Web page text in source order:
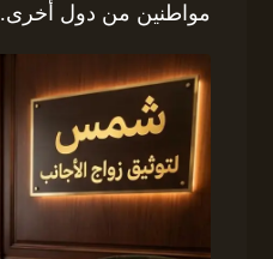
مواطنين من دول أخرى.